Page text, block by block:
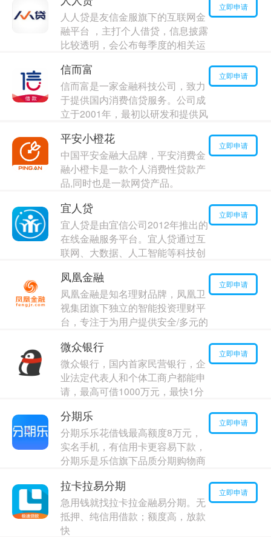
年利率：15.00%
人人贷是友信金服旗下的互联网金
融平台 ，主打个人借贷，信息披露
比较透明，会公布每季度的相关运
行状况，及时预测和判断风险，交
易资金交由中国民生银行进行存管
最高额度：120000元
年利率：6.00%
立即申请
信而富
信而富是一家金融科技公司，致力
于提供国内消费信贷服务。公司成
立于2001年，最初以研发和提供风
最高额度：170000
年利率：1.00%
立即申请
平安小橙花
中国平安金融大品牌，平安消费金
融小橙卡是一款个人消费性贷款产
品,同时也是一款网贷产品。
年利率：
立即申请
宜人贷
宜人贷是由宜信公司2012年推出的
在线金融服务平台。宜人贷通过互
联网、大数据、人工智能等科技创
咨询服务。宜人贷产品服务包括：
身份证借款、车主融资、房产优贷
最高额度：30000元
年利率：16.00%
立即申请
凤凰金融
凤凰金融是知名理财品牌，凤凰卫
视集团旗下独立的智能投资理财平
台，专注于为用户提供安全/多元的
服务的企业
最高额度： 30000元
年利率：13.00%
立即申请
微众银行
微众银行，国内首家民营银行，企
业法定代表人和个体工商户都能申
请，最高可借1000万元，最快1分
最高额度：
年利率：17.00%
立即申请
分期乐
分期乐乐花借钱最高额度8万元，
实名手机，有信用卡更容易下款，
分期乐是乐信旗下品质分期购物商
最高额度：170000
年利率：3.00%
立即申请
拉卡拉易分期
急用钱就找拉卡拉金融易分期。无
抵押、纯信用借款；额度高，放款
快
立即申请